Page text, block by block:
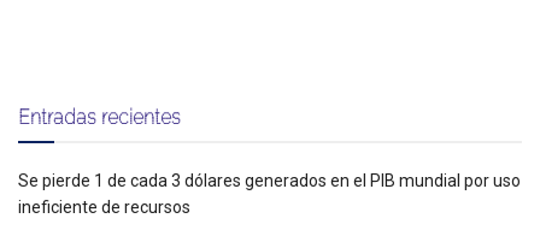
Entradas recientes
Se pierde 1 de cada 3 dólares generados en el PIB mundial por uso
ineficiente de recursos